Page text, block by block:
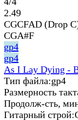
2.49
CGCFAD (Drop
CGA#F
gp4
gp4
As I Lay Dying -
Тип файла:gp4
Размерность
Продолж-сть,
Гитарный строй: